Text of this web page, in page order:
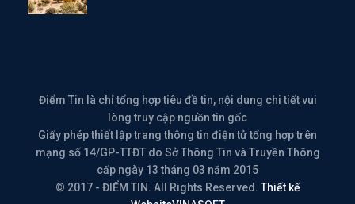
Điểm Tin là chỉ tổng hợp tiêu đề tin, nội dung chi tiết vui
lòng truy cập nguồn tin gốc
Giấy phép thiết lập trang thông tin điện tử tổng hợp trên
mạng số 14/GP-TTĐT do Sở Thông Tin và Truyền Thông
cấp ngày 13 tháng 03 năm 2015
© 2017 - ĐIỂM TIN. All Rights Reserved. Thiết kế